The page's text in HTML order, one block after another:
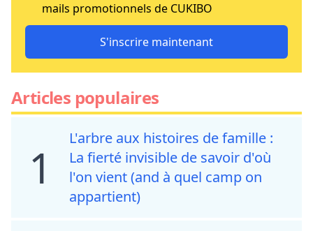
mails promotionnels de CUKIBO
S'inscrire maintenant
Articles populaires
1
L'arbre aux histoires de famille :
La fierté invisible de savoir d'où
l'on vient (and à quel camp on
appartient)